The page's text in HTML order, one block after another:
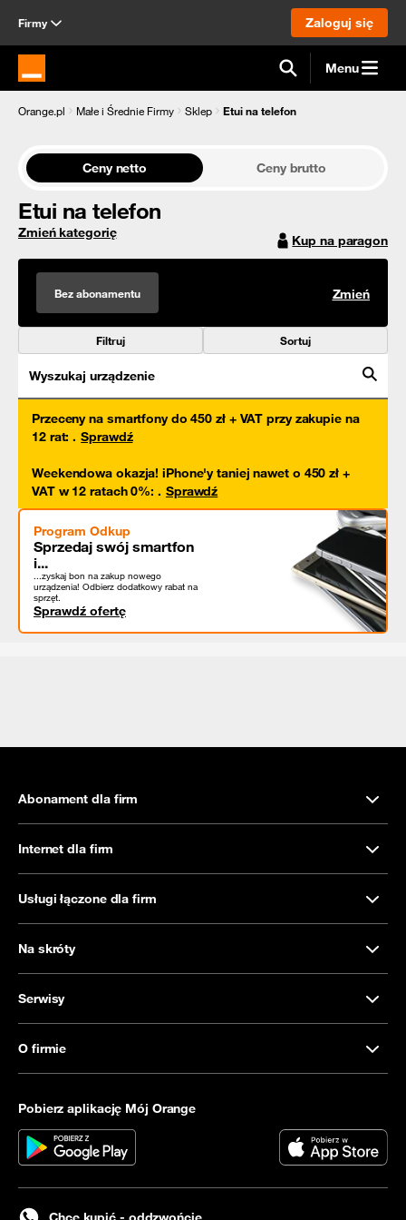
Firmy Zaloguj się
Strona główna Orange.pl Menu
Orange.pl Małe i Średnie Firmy Sklep Etui na telefon
Ceny netto Ceny brutto
Etui na telefon
Zmień kategorię Kup na paragon
Bez abonamentu Zmień
Filtruj Sortuj
Wyszukaj urządzenie
Przeceny na smartfony do 450 zł + VAT przy zakupie na
12 rat: . Sprawdź
Weekendowa okazja! iPhone'y taniej nawet o 450 zł +
VAT w 12 ratach 0%: . Sprawdź
Program Odkup
Sprzedaj swój smartfon
i...
...zyskaj bon na zakup nowego
urządzenia! Odbierz dodatkowy rabat na
sprzęt.
Sprawdź ofertę
Abonament dla firm
Internet dla firm
Usługi łączone dla firm
Na skróty
Serwisy
O firmie
Pobierz aplikację Mój Orange